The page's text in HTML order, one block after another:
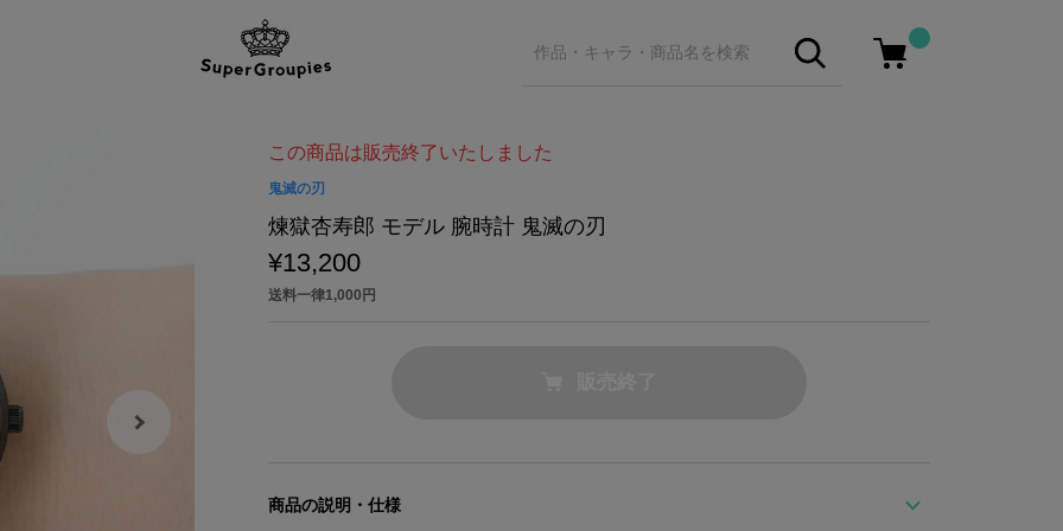
この商品は販売終了いたしました
鬼滅の刃
煉獄杏寿郎 モデル 腕時計 鬼滅の刃
¥13,200
送料一律1,000円
商品の説明・仕様